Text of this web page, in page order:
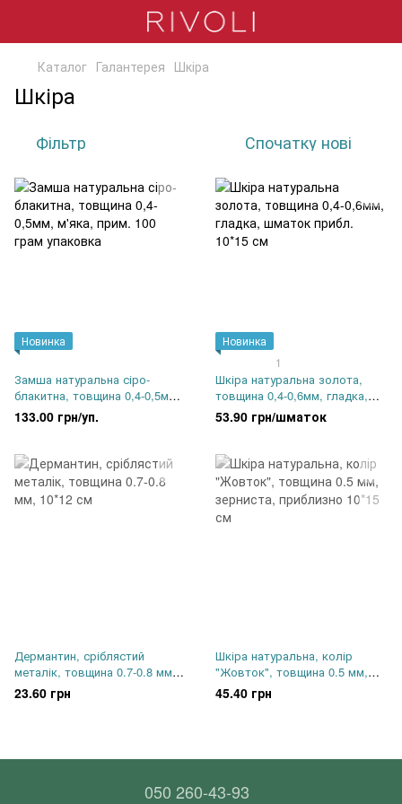
Каталог Галантерея Шкіра
Шкіра
Фільтр Спочатку нові
Новинка
Замша натуральна сіро-
блакитна, товщина 0,4-0,5мм,
м'яка, прим. 100 грам
упаковка
133.00 грн/уп.
Новинка
1
Шкіра натуральна золота,
товщина 0,4-0,6мм, гладка,
шматок прибл. 10*15 см
53.90 грн/шматок
Дермантин, сріблястий
металік, товщина 0.7-0.8 мм,
10*12 см
23.60 грн
Шкіра натуральна, колір
"Жовток", товщина 0.5 мм,
зерниста, приблизно 10*15 см
45.40 грн
050 260-43-93